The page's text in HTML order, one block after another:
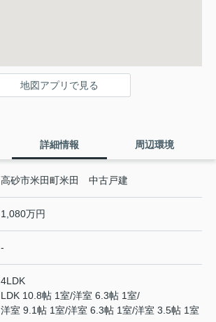
地図アプリで見る
詳細情報 周辺環境
高砂市米田町米田 中古戸建
1,080万円
-
4LDK
LDK 10.8帖 1室/洋室 6.3帖 1室/
洋室 9.1帖 1室/洋室 6.3帖 1室/洋室 3.5帖 1室